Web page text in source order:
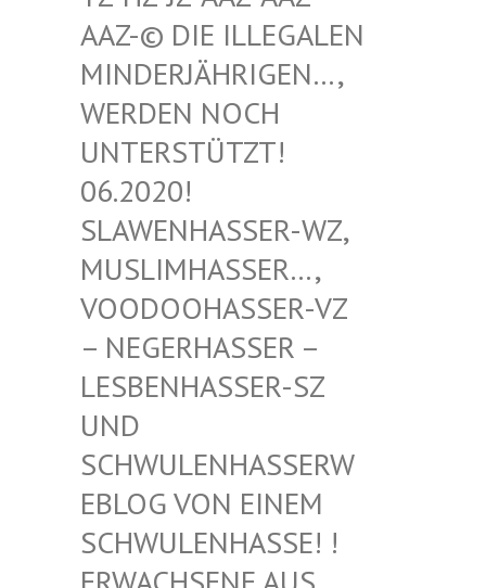
-© DIE ILLEGALEN MIN
DERJÄHRIGEN…, WER
DEN NOCH UNT
ERSTÜTZT! 06.
2020! SLA
WENHASSER-WZ, MUS
LIMHASSER…, VOO
DOOHASSER-VZ – N
EGERHASSER – LES
BENHASSER-SZ UND
SCH
WULENHASSERWEBL
OG VON EINEM SCH
WULENHASSE! ! ERW